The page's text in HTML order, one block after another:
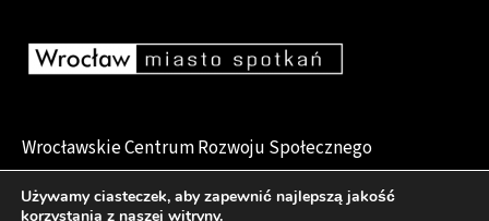
Wrocławskie Centrum Rozwoju Społecznego
pl. Dominikański 6, 50-159 Wrocław
Używamy ciasteczek, aby zapewnić najlepszą jakość
korzystania z naszej witryny.